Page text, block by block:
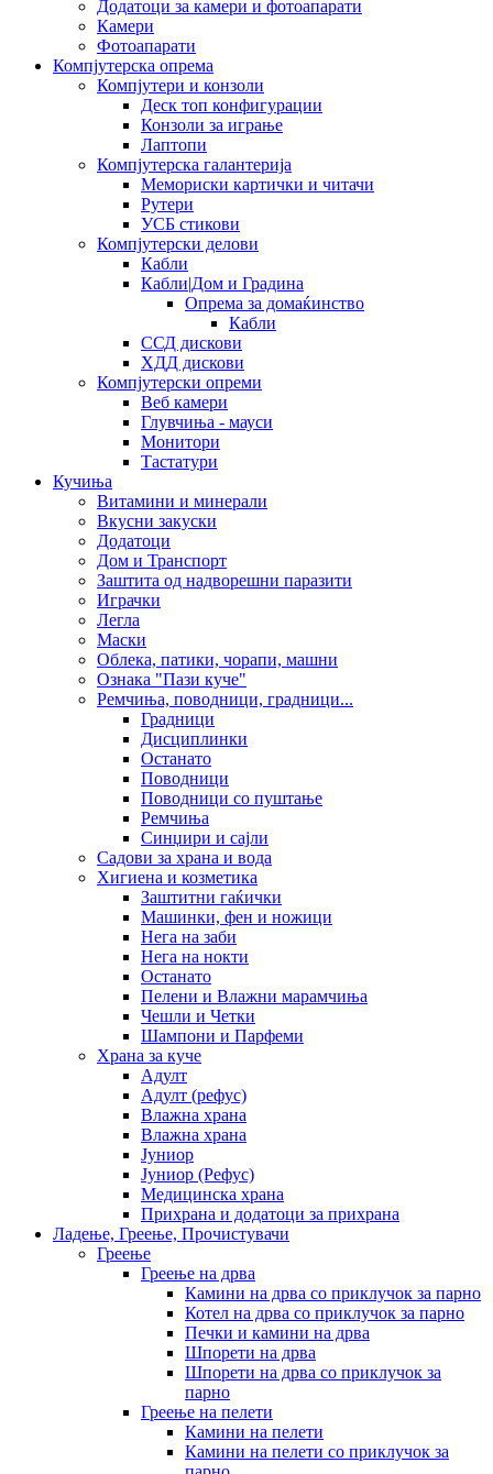
Додатоци за камери и фотоапарати
Камери
Фотоапарати
Компјутерска опрема
Компјутери и конзоли
Деск топ конфигурации
Конзоли за играње
Лаптопи
Компјутерска галантерија
Мемориски картички и читачи
Рутери
УСБ стикови
Компјутерски делови
Кабли
Кабли|Дом и Градина
Опрема за домаќинство
Кабли
ССД дискови
ХДД дискови
Компјутерски опреми
Веб камери
Глувчиња - мауси
Монитори
Тастатури
Кучиња
Витамини и минерали
Вкусни закуски
Додатоци
Дом и Транспорт
Заштита од надворешни паразити
Играчки
Легла
Маски
Облека, патики, чорапи, машни
Ознака "Пази куче"
Ремчиња, поводници, градници...
Градници
Дисциплинки
Останато
Поводници
Поводници со пуштање
Ремчиња
Синџири и сајли
Садови за храна и вода
Хигиена и козметика
Заштитни гаќички
Машинки, фен и ножици
Нега на заби
Нега на нокти
Останато
Пелени и Влажни марамчиња
Чешли и Четки
Шампони и Парфеми
Храна за куче
Адулт
Адулт (рефус)
Влажна храна
Влажна храна
Јуниор
Јуниор (Рефус)
Медицинска храна
Прихрана и додатоци за прихрана
Ладење, Греење, Прочистувачи
Греење
Греење на дрва
Камини на дрва со приклучок за парно
Котел на дрва со приклучок за парно
Печки и камини на дрва
Шпорети на дрва
Шпорети на дрва со приклучок за
парно
Греење на пелети
Камини на пелети
Камини на пелети со приклучок за